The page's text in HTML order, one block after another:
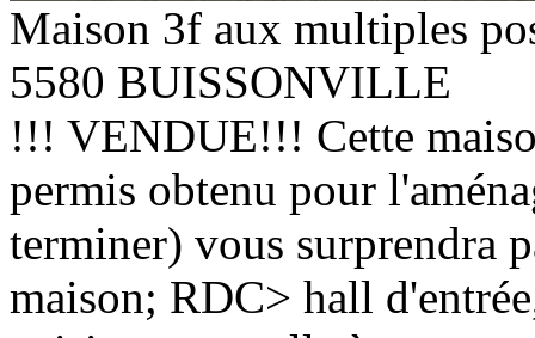
Maison 3f aux multiples
5580 BUISSONVILLE
!!! VENDUE!!! Cette
permis obtenu pour
terminer) vous surprendra
maison; RDC> hall